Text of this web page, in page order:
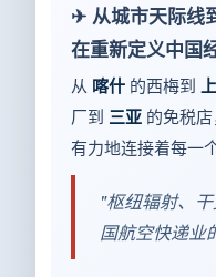
✈ 从城市天际线
在重新定义中国
从 喀什 的西梅到
厂到 三亚 的免税
有力地连接着每一
"枢纽辐射、
国航空快递业